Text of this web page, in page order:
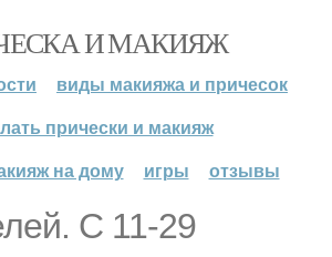
И МАКИЯЖ
виды макияжа и причесок
прически и макияж
на дому
игры отзывы
С 11-29